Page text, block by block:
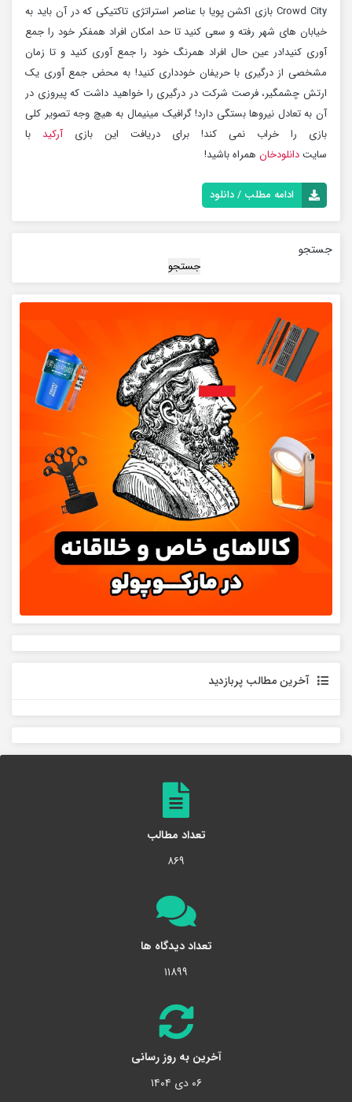
Crowd City بازی اکشن پویا با عناصر استراتژی تاکتیکی که در آن باید به
خیابان های شهر رفته و سعی کنید تا حد امکان افراد همفکر خود را جمع
آوری کنید!در عین حال افراد همرنگ خود را جمع آوری کنید و تا زمان
مشخصی از درگیری با حریفان خودداری کنید! به محض جمع آوری یک
ارتش چشمگیر، فرصت شرکت در درگیری را خواهید داشت که پیروزی در
آن به تعادل نیروها بستگی دارد! گرافیک مینیمال به هیچ وجه تصویر کلی
بازی را خراب نمی کند! برای دریافت این بازیآرکید با
سایتدانلودخان همراه باشید!
ادامه مطلب / دانلود
جستجو
جستجو
آخرین مطالب پربازدید
تعداد مطالب
۸۶۹
تعداد دیدگاه ها
۱۱۸۹۹
آخرین به روز رسانی
۰۶ دی ۱۴۰۴